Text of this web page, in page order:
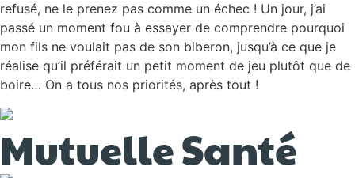
refusé, ne le prenez pas comme un échec ! Un jour, j’ai
passé un moment fou à essayer de comprendre pourquoi
mon fils ne voulait pas de son biberon, jusqu’à ce que je
réalise qu’il préférait un petit moment de jeu plutôt que de
boire… On a tous nos priorités, après tout !
Mutuelle Santé